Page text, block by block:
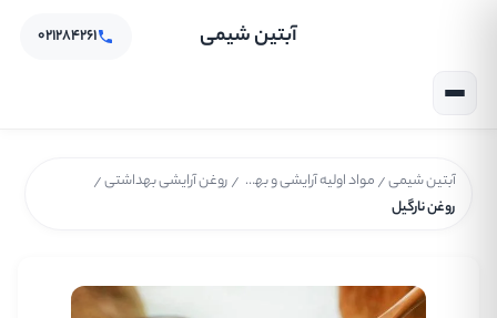
آبتین شیمی ۰۲۱۲۸۴۲۶۱
آبتین شیمی/ مواد اولیه آرایشی و بهداشتی /روغن آرایشی بهداشتی/
روغن نارگیل